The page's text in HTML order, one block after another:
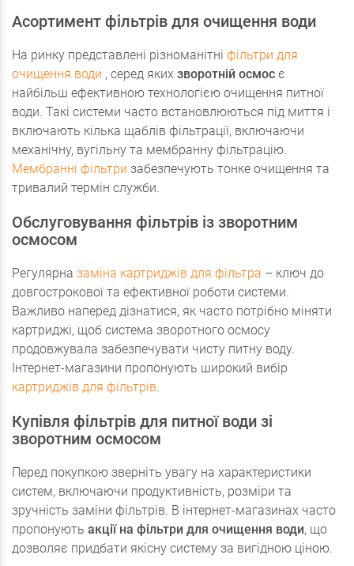
Асортимент фільтрів для очищення води
На ринку представлені різноманітні фільтри для
очищення води , серед яких зворотній осмос є
найбільш ефективною технологією очищення питної
води. Такі системи часто встановлюються під миття і
включають кілька щаблів фільтрації, включаючи
механічну, вугільну та мембранну фільтрацію.
Мембранні фільтри забезпечують тонке очищення та
тривалий термін служби.
Обслуговування фільтрів із зворотним
осмосом
Регулярна заміна картриджів для фільтра – ключ до
довгострокової та ефективної роботи системи.
Важливо наперед дізнатися, як часто потрібно міняти
картриджі, щоб система зворотного осмосу
продовжувала забезпечувати чисту питну воду.
Інтернет-магазини пропонують широкий вибір
картриджів для фільтрів.
Купівля фільтрів для питної води зі
зворотним осмосом
Перед покупкою зверніть увагу на характеристики
систем, включаючи продуктивність, розміри та
зручність заміни фільтрів. В інтернет-магазинах часто
пропонують акції на фільтри для очищення води, що
дозволяє придбати якісну систему за вигідною ціною.